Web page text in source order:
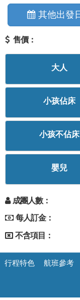
客製化行程
其他出發
售價：
大人
小孩佔床
小孩不佔床
嬰兒
成團人數：
每人訂金：
不含項目：
行程特色 航班參考